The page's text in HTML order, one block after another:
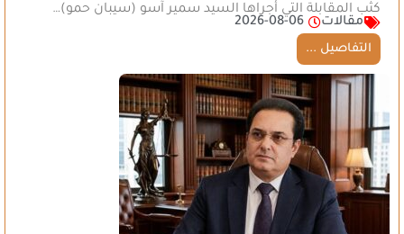
كثب المقابلة التي أجراها السيد سمير آسو (سيبان حمو)…
مقالات
2026-08-06
التفاصيل ...